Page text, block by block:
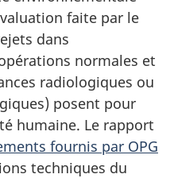
faite par le
dans
normales et
radiologiques ou
posent pour
humaine. Le rapport
fournis par OPG
techniques du